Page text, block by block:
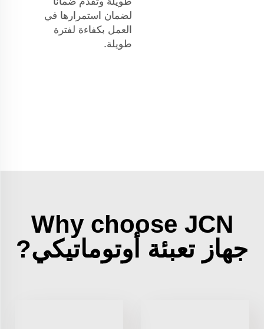
لضمان استمرارها في
العمل بكفاءة لفترة
طويلة.
Why choose JCN
جهاز تعبئة أوتوماتيكي?